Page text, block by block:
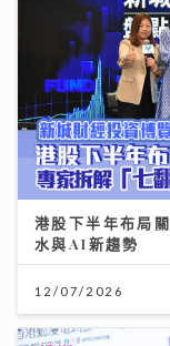
港股下半年布局
水與AI新趨勢
12/07/2026